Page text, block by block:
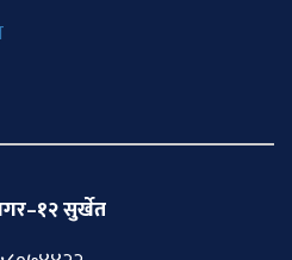
सुर्खेत